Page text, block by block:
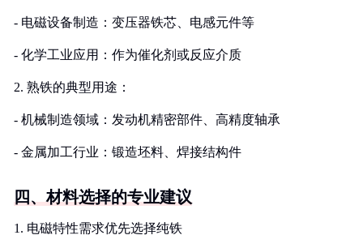
- 电磁设备制造：变压器铁芯、电感元件等
- 化学工业应用：作为催化剂或反应介质
2. 熟铁的典型用途：
- 机械制造领域：发动机精密部件、高精度轴承
- 金属加工行业：锻造坯料、焊接结构件
四、材料选择的专业建议
1. 电磁特性需求优先选择纯铁